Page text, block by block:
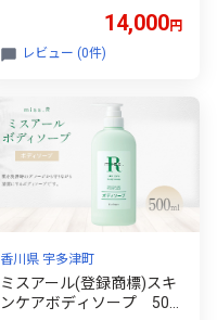
14,000円
レビュー (0件)
香川県 宇多津町
ミスアール(登録商標)スキ
ンケアボディソープ 500